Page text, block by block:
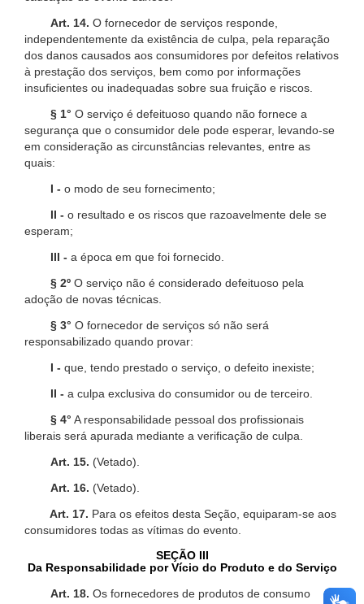
Art. 14. O fornecedor de serviços responde,
independentemente da existência de culpa, pela reparação
dos danos causados aos consumidores por defeitos relativos
à prestação dos serviços, bem como por informações
insuficientes ou inadequadas sobre sua fruição e riscos.
§ 1° O serviço é defeituoso quando não fornece a
segurança que o consumidor dele pode esperar, levando-se
em consideração as circunstâncias relevantes, entre as
quais:
I - o modo de seu fornecimento;
II - o resultado e os riscos que razoavelmente dele se
esperam;
III - a época em que foi fornecido.
§ 2º O serviço não é considerado defeituoso pela
adoção de novas técnicas.
§ 3° O fornecedor de serviços só não será
responsabilizado quando provar:
I - que, tendo prestado o serviço, o defeito inexiste;
II - a culpa exclusiva do consumidor ou de terceiro.
§ 4° A responsabilidade pessoal dos profissionais
liberais será apurada mediante a verificação de culpa.
Art. 15. (Vetado).
Art. 16. (Vetado).
Art. 17. Para os efeitos desta Seção, equiparam-se aos
consumidores todas as vítimas do evento.
SEÇÃO III
Da Responsabilidade por Vício do Produto e do Serviço
Art. 18. Os fornecedores de produtos de consumo